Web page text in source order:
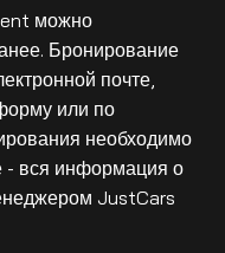
можно
Бронирование
почте,
или по
необходимо
- вся информация о
JustCars